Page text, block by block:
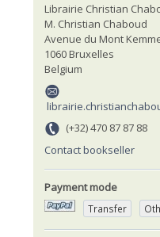
Librairie Christian
M. Christian Chaboud
Avenue du Mont
1060 Bruxelles
Belgium
(+32) 470 87 87 88
Contact bookseller
Payment mode
Transfer